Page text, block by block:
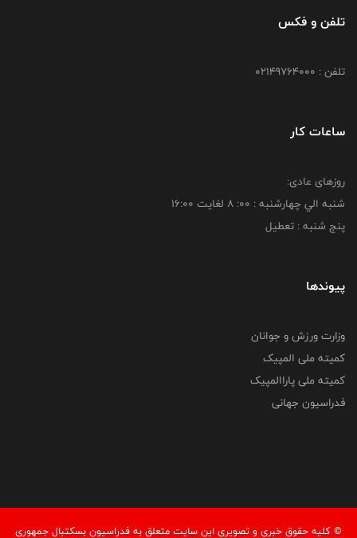
تلفن و فکس
تلفن : 02149764000
ساعات کار
روزهای عادی:
شنبه الي چهارشنبه : 00: 8 لغايت 16:00
پنج شنبه : تعطیل
پیوندها
وزارت ورزش و جوانان
کمیته ملی المپیک
کمیته ملی پاراالمپیک
فدراسیون جهانی
© کليه حقوق خبری و تصويری اين سايت متعلق به فدراسیون بسکتبال جمهوری